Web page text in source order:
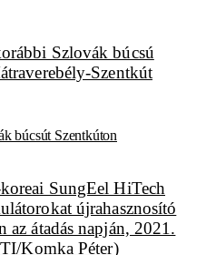
búcsút Szentkúton